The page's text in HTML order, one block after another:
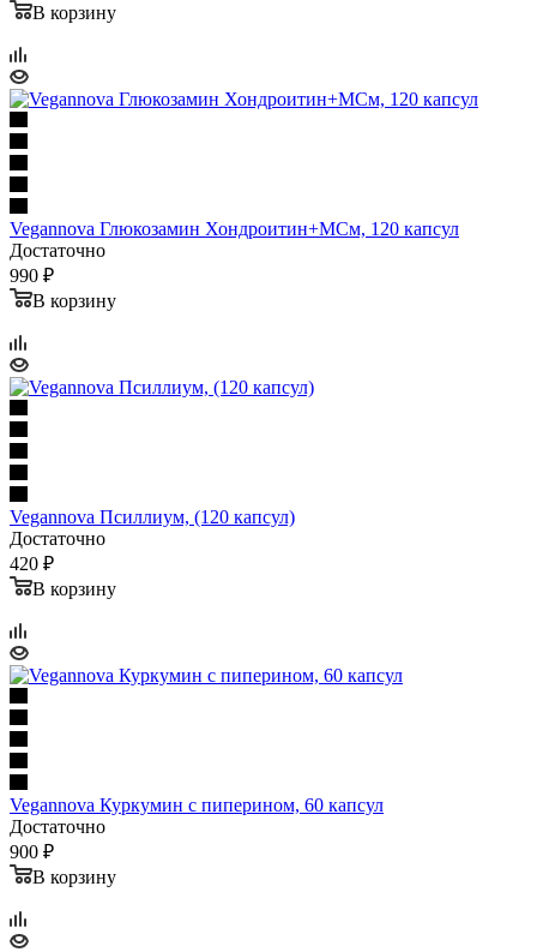
В корзину
Vegannova Глюкозамин Хондроитин+МСм, 120 капсул
Достаточно
990 ₽
В корзину
Vegannova Псиллиум, (120 капсул)
Достаточно
420 ₽
В корзину
Vegannova Куркумин с пиперином, 60 капсул
Достаточно
900 ₽
В корзину